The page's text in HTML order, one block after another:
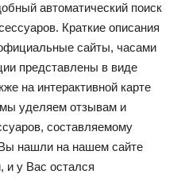
автоматический поиск
Краткие описания
сайты, часами
представлены в виде
на интерактивной карте
уделяем отзывам и
составляемому
нашли на нашем сайте
и у Вас остался